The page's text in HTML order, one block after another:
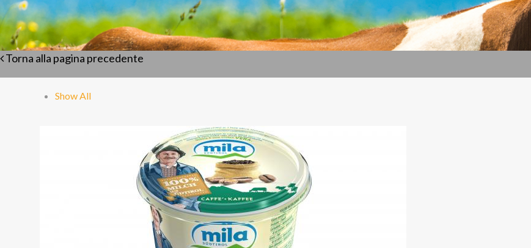
Torna alla pagina precedente
Show All